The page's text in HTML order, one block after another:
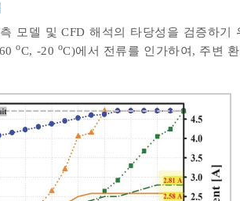
모델 및 CFD 해석의 타당성을 검증하
oC, -20 oC)에서 전류를 인가하여, 주변